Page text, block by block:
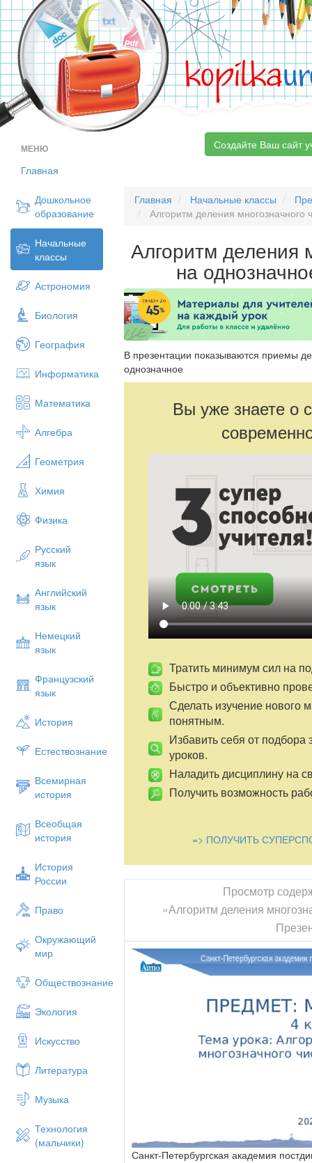
kopilka
МЕНЮ
Главная
Дошкольное
образование
Начальные
классы
Астрономия
Биология
География
Информатика
Математика
Алгебра
Геометрия
Химия
Физика
Русский
язык
Английский
язык
Немецкий
язык
Французский
язык
История
Естествознание
Всемирная
история
Всеобщая
история
История
России
Право
Окружающий
мир
Обществознание
Экология
Искусство
Литература
Музыка
Технология
(мальчики)
Создайте Ваш сайт
Главная Начальные классы
Алгоритм деления
Алгоритм деления
на
В презентации показываются приемы
однозначное
Вы уже знаете о
Тратить минимум сил на
Быстро и объективно
Сделать изучение нового
понятным.
Избавить себя от подбора
уроков.
Наладить дисциплину на
Получить возможность
=> ПОЛУЧИТЬ
Просмотр
«Алгоритм деления
Санкт-Петербургская академия